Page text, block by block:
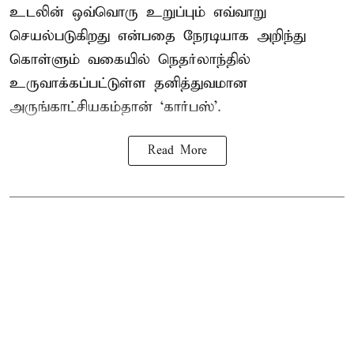
உடலின் ஒவ்வொரு உறுப்பும் எவ்வாறு
செயல்படுகிறது என்பதை நேரடியாக அறிந்து
கொள்ளும் வகையில் நெதர்லாந்தில்
உருவாக்கப்பட்டுள்ள தனித்துவமான
அருங்காட்சியகம்தான் ‘கார்பஸ்’.
Read More